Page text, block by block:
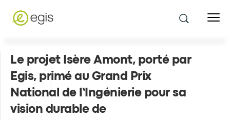
Le projet Isère Amont, porté par
Egis, primé au Grand Prix
National de l’Ingénierie pour sa
vision durable de